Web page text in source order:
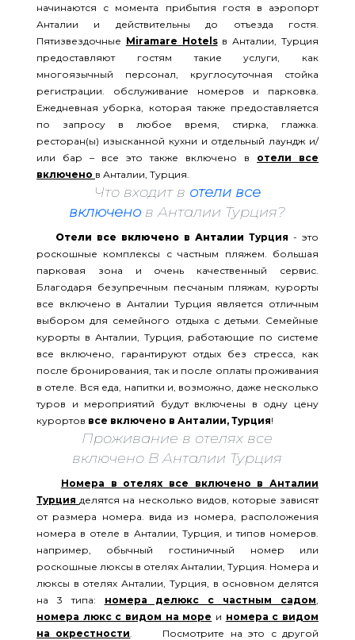
начинаются с момента прибытия гостя в аэропорт
Анталии и действительны до отъезда гостя.
Пятизвездочные Miramare Hotelsв Анталии, Турция
предоставляют гостям такие услуги, как
многоязычный персонал, круглосуточная стойка
регистрации. обслуживание номеров и парковка.
Ежедневная уборка, которая также предоставляется
по запросу в любое время, стирка, глажка.
ресторан(ы) изысканной кухни и отдельный лаундж и/
или бар – все это также включено в отели все
включено в Анталии, Турция.
Что входит в отели все
включено в Анталии Турция?
Отели все включено в Анталии Турция- это
роскошные комплексы с частным пляжем. большая
парковая зона и очень качественный сервис.
Благодаря безупречным песчаным пляжам, курорты
все включено в Анталии Турция является отличным
выбором для семейного отдыха с детьми. Семейные
курорты в Анталии, Турция, работающие по системе
все включено, гарантируют отдых без стресса, как
после бронирования, так и после оплаты проживания
в отеле. Вся еда, напитки и, возможно, даже несколько
туров и мероприятий будут включены в одну цену
курортов все включено в Анталии, Турция!
Проживание в отелях все
включено В Анталии Турция
Номера в отелях все включено в Анталии
Турция делятся на несколько видов, которые зависят
от размера номера. вида из номера, расположения
номера в отеле в Анталии, Турция, и типов номеров.
например, обычный гостиничный номер или
роскошные люксы в отелях Анталии, Турция. Номера и
люксы в отелях Анталии, Турция, в основном делятся
на 3 типа: номера делюкс с частным садом
номера люкс с видом на море и номера с видом
на окрестности . Посмотрите на это с другой